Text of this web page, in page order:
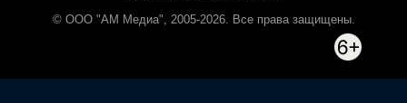
© ООО "АМ Медиа", 2005-2026. Все права защищены.